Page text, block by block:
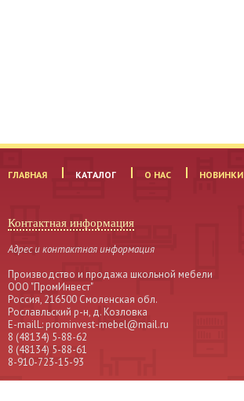
ГЛАВНАЯ КАТАЛОГ О НАС НОВИНКИ
Контактная информация
Адрес и контактная информация
Производство и продажа школьной мебели
OOO "ПромИнвест"
Россия, 216500 Смоленская обл.
Рославльский р-н, д. Козловка
Е-mailL: prominvest-mebel@mail.ru
8 (48134) 5-88-62
8 (48134) 5-88-61
8-910-723-15-93